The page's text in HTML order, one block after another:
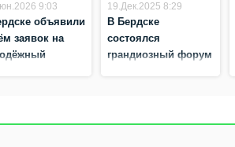
9:03
объявили
заявок на
19.Дек.2025 8:29
В Бердске
состоялся
грандиозный форум